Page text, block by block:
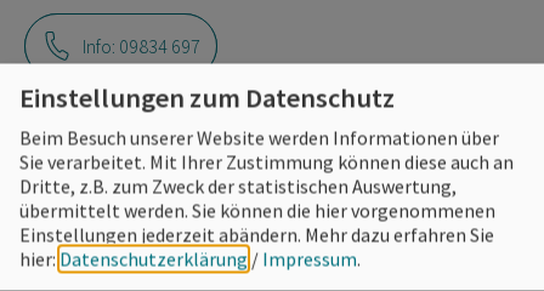
Info: 09834 697
Eintrittspreise
Eintritt frei
Einstellungen zum Datenschutz
Beim Besuch unserer Website werden Informationen über
Sie verarbeitet. Mit Ihrer Zustimmung können diese auch an
Dritte, z.B. zum Zweck der statistischen Auswertung,
übermittelt werden. Sie können die hier vorgenommenen
Einstellungen jederzeit abändern. Mehr dazu erfahren Sie
hier: Datenschutzerklärung / Impressum.